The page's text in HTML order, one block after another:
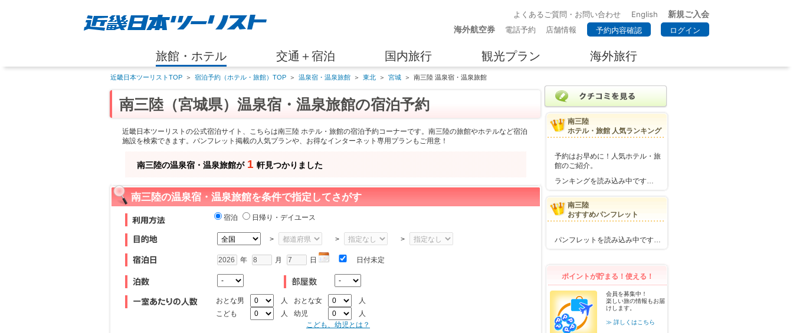
よくあるご質問・お問い合わせ English
新規ご入会
海外航空券
電話予約 店舗情報 予約内容確認 ログイン
旅館・ホテル 交通＋宿泊 国内旅行 観光プラン 海外旅行
近畿日本ツーリストTOP ＞ 宿泊予約（ホテル・旅館）TOP ＞ 温泉宿・温泉旅館 ＞ 東北 ＞ 宮城 ＞ 南三陸 温泉宿・温泉旅館
南三陸（宮城県）温泉宿・温泉旅館の宿泊予約
近畿日本ツーリストの公式宿泊サイト、こちらは南三陸 ホテル・旅館の宿泊予約コーナーです。南三陸の旅館やホテルなど宿泊
施設を検索できます。パンフレット掲載の人気プランや、お得なインターネット専用プランもご用意！
南三陸の温泉宿・温泉旅館が 1 軒見つかりました
南三陸の温泉宿・温泉旅館を条件で指定してさがす
宿泊 日帰り・デイユース
> > >
年 月 日 日付未定
おとな男 人 おとな女
人
こども
人 幼児
人
こども、幼児とは？
南三陸
ホテル・旅館 人気ランキング
予約はお早めに！人気ホテル・旅
館のご紹介。
ランキングを読み込み中です…
南三陸
おすすめパンフレット
パンフレットを読み込み中です…
ポイントが貯まる！使える！
会員を募集中！
楽しい旅の情報もお届
けします。
≫ 詳しくはこちら